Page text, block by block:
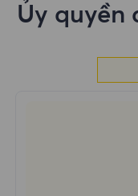
Ủy quyền